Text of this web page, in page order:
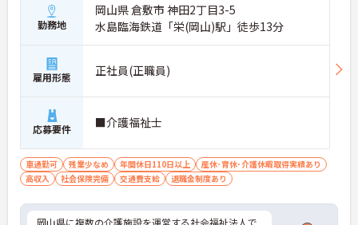
勤務地
岡山県 倉敷市 神田2丁目3-5
水島臨海鉄道「栄(岡山)駅」徒歩13分
雇用形態 正社員(正職員)
応募要件 ■介護福祉士
車通勤可 残業少なめ 年間休日110日以上
産休･育休･介護休暇取得実績あり
高収入
社会保険完備 交通費支給 退職金制度あり
岡山県に複数の介護施設を運営する社会福祉法人で